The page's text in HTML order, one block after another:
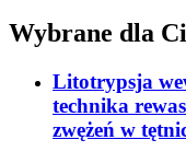
Wybrane dla
Litotrypsja
technika
zwężeń w